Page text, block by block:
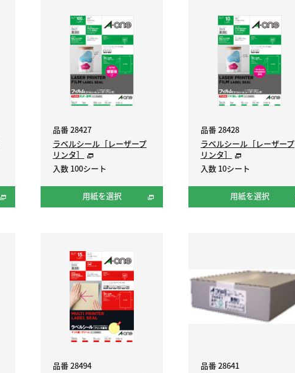
品番 28427
ラベルシール［レーザープ
リンタ］
入数 100シート
用紙を選択
品番 28428
ラベルシール［レーザープ
リンタ］
入数 10シート
用紙を選択
品番 28494
品番 28641